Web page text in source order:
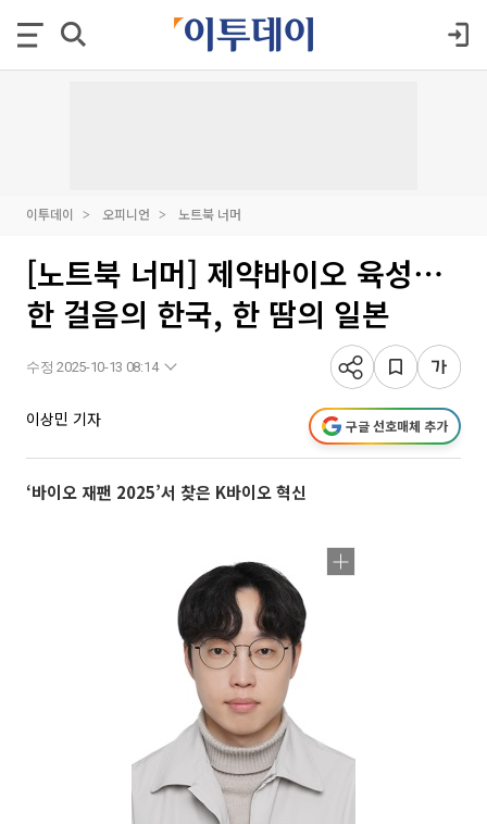
이투데이 오피니언 노트북 너머
[노트북 너머] 제약바이오 육성⋯
한 걸음의 한국, 한 땀의 일본
수정 2025-10-13 08:14
이상민 기자 구글 선호매체 추가
‘바이오 재팬 2025’서 찾은 K바이오 혁신